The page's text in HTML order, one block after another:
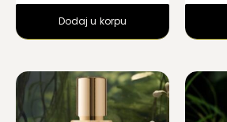
Dodaj u korpu